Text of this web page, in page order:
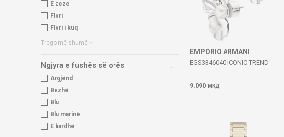
E zeze
Flori
Flori i kuq
Trego më shumë
Ngjyra e fushës së orës
Argjend
Bezhë
Blu
Blu marinë
E bardhë
EMPORIO ARMANI
EGS3346040 ICONIC TREND
9.090 МКД